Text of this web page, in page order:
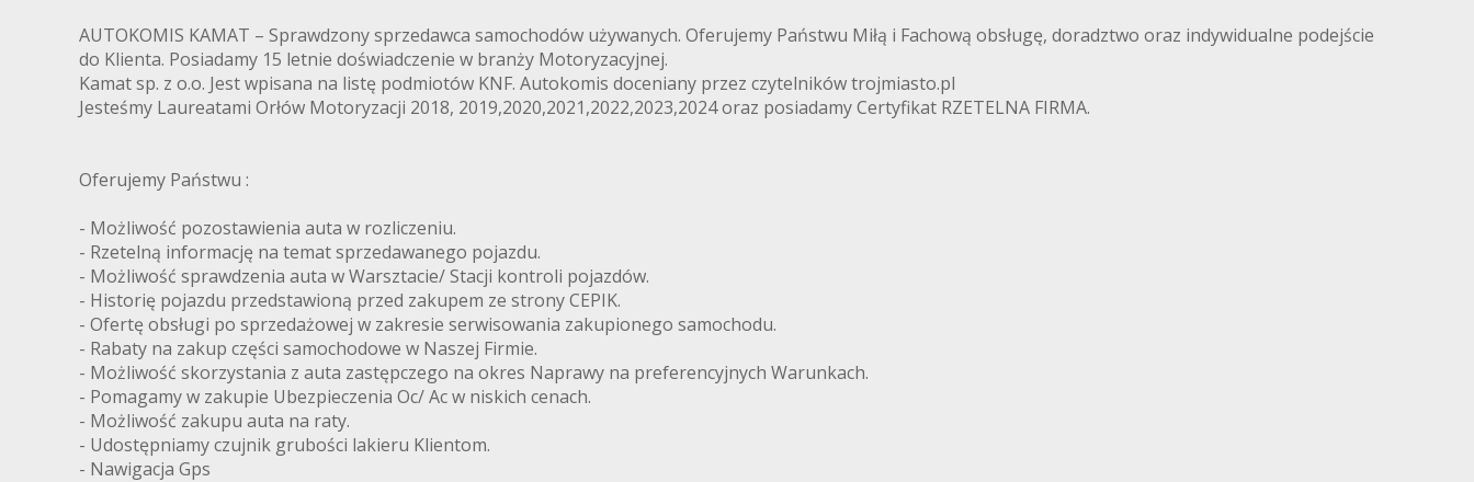
AUTOKOMIS KAMAT – Sprawdzony sprzedawca samochodów używanych. Oferujemy Państwu Miłą i Fachową obsługę, doradztwo oraz indywidualne podejście
do Klienta. Posiadamy 15 letnie doświadczenie w branży Motoryzacyjnej.
Kamat sp. z o.o. Jest wpisana na listę podmiotów KNF. Autokomis doceniany przez czytelników trojmiasto.pl
Jesteśmy Laureatami Orłów Motoryzacji 2018, 2019,2020,2021,2022,2023,2024 oraz posiadamy Certyfikat RZETELNA FIRMA.
Oferujemy Państwu :
- Możliwość pozostawienia auta w rozliczeniu.
- Rzetelną informację na temat sprzedawanego pojazdu.
- Możliwość sprawdzenia auta w Warsztacie/ Stacji kontroli pojazdów.
- Historię pojazdu przedstawioną przed zakupem ze strony CEPIK.
- Ofertę obsługi po sprzedażowej w zakresie serwisowania zakupionego samochodu.
- Rabaty na zakup części samochodowe w Naszej Firmie.
- Możliwość skorzystania z auta zastępczego na okres Naprawy na preferencyjnych Warunkach.
- Pomagamy w zakupie Ubezpieczenia Oc/ Ac w niskich cenach.
- Możliwość zakupu auta na raty.
- Udostępniamy czujnik grubości lakieru Klientom.
- Nawigacja Gps